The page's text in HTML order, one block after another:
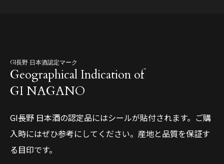
GI長野 日本酒認定マーク
Geographical Indication of
GI NAGANO
GI長野 日本酒の認定品にはシールが貼付されます。ご購
入時にはぜひ参考にしてください。産地と品質を保証す
る目印です。